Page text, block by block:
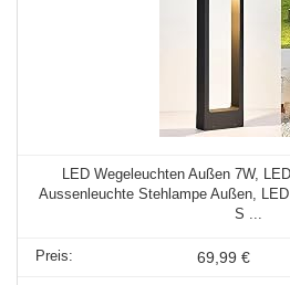
LED Wegeleuchten Außen 7W,
Aussenleuchte Stehlampe Außen,
S ...
69,99 €